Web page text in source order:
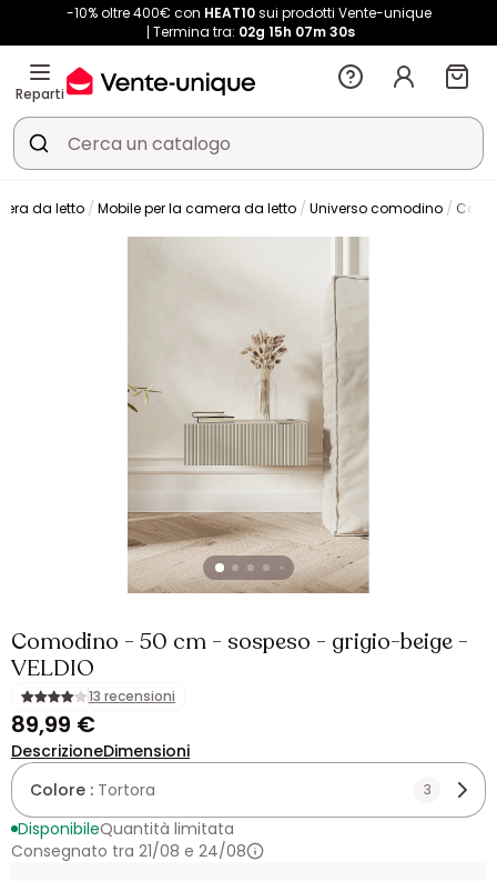
-10% oltre 400€ con HEAT10sui prodotti Vente-unique
Termina tra: 02g 15h 07m 30s
Reparti
da letto Mobile per la camera da letto Universo comodino
Comodino - 50 cm - sospeso - grigio-beige -
VELDIO
13 recensioni
89,99 €
DescrizioneDimensioni
Colore : Tortora 3
DisponibileQuantità limitata
Consegnato tra 21/08 e 24/08